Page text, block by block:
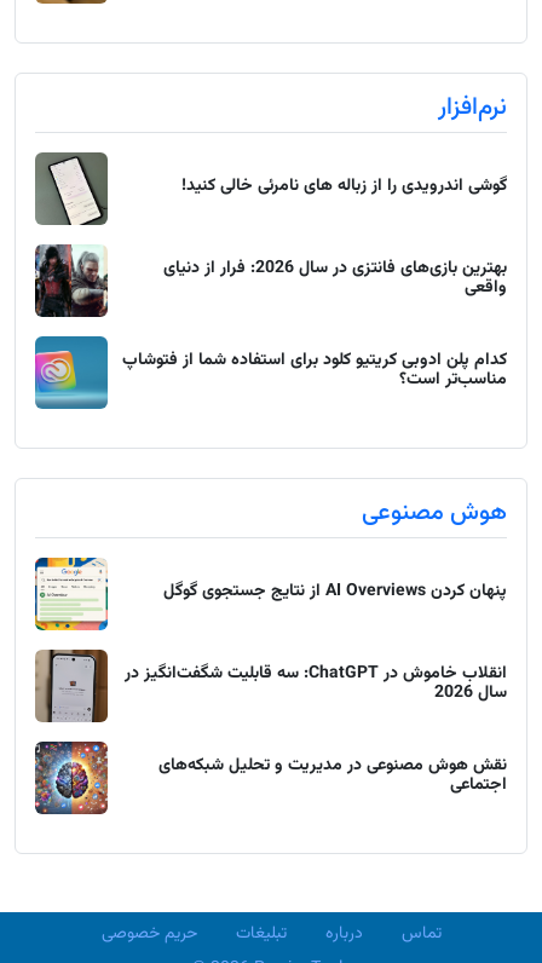
نرم‌افزار
گوشی اندرویدی را از زباله های نامرئی خالی کنید!
بهترین بازی‌های فانتزی در سال 2026: فرار از دنیای
واقعی
کدام پلن ادوبی کریتیو کلود برای استفاده شما از فتوشاپ
مناسب‌تر است؟
هوش مصنوعی
پنهان کردن AI Overviews از نتایج جستجوی گوگل
انقلاب خاموش در ChatGPT: سه قابلیت شگفت‌انگیز در
سال 2026
نقش هوش مصنوعی در مدیریت و تحلیل شبکه‌های
اجتماعی
تماس درباره تبلیغات
حریم خصوصی